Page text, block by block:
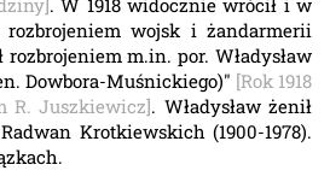
. W 1918 widocznie wrócił i w
rozbrojeniem wojsk i żandarmerii
m.in. por. Władysław
Dowbora-Muśnickiego)" [Rok 1918
R. Juszkiewicz]. Władysław żenił
Krotkiewskich (1900-1978).